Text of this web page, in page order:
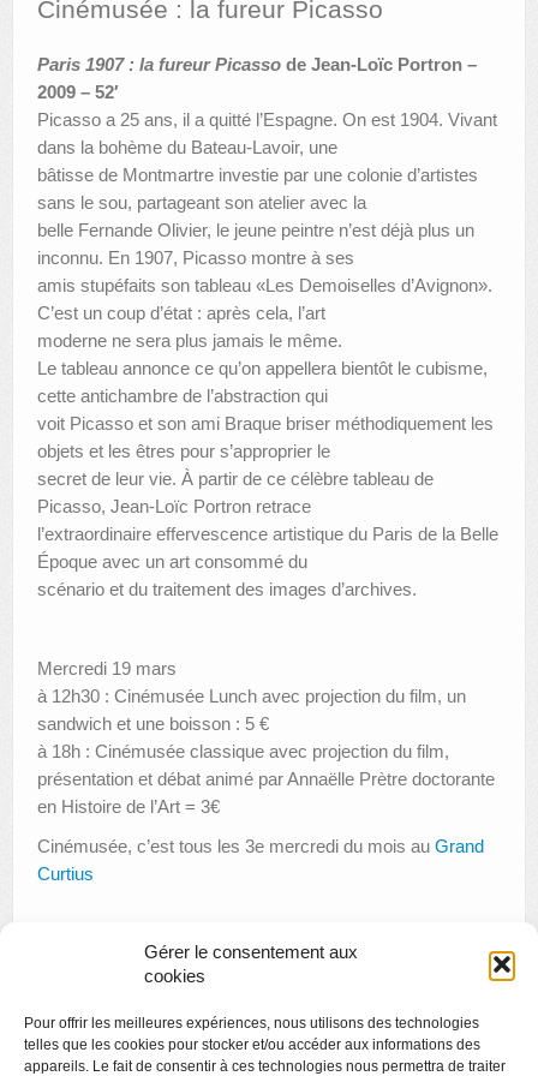
Gérer le consentement aux
cookies
Pour offrir les meilleures expériences, nous utilisons des technologies
telles que les cookies pour stocker et/ou accéder aux informations des
appareils. Le fait de consentir à ces technologies nous permettra de traiter
ANIMATIONS DES MUSÉES
PUBLICATIONS
LE PORTAIL DES COLLECTIONS
Cinémusée : la fureur Picasso
Paris 1907 : la fureur Picasso de Jean-Loïc Portron –
2009 – 52′
Picasso a 25 ans, il a quitté l’Espagne. On est 1904. Vivant
dans la bohème du Bateau-Lavoir, une
bâtisse de Montmartre investie par une colonie d’artistes
sans le sou, partageant son atelier avec la
belle Fernande Olivier, le jeune peintre n’est déjà plus un
inconnu. En 1907, Picasso montre à ses
amis stupéfaits son tableau «Les Demoiselles d’Avignon».
C’est un coup d’état : après cela, l’art
moderne ne sera plus jamais le même.
Le tableau annonce ce qu’on appellera bientôt le cubisme,
cette antichambre de l’abstraction qui
voit Picasso et son ami Braque briser méthodiquement les
objets et les êtres pour s’approprier le
secret de leur vie. À partir de ce célèbre tableau de
Picasso, Jean-Loïc Portron retrace
l’extraordinaire effervescence artistique du Paris de la Belle
Époque avec un art consommé du
scénario et du traitement des images d’archives.
Mercredi 19 mars
à 12h30 : Cinémusée Lunch avec projection du film, un
sandwich et une boisson : 5 €
à 18h : Cinémusée classique avec projection du film,
présentation et débat animé par Annaëlle Prètre doctorante
en Histoire de l’Art = 3€
Cinémusée, c’est tous les 3e mercredi du mois au Grand
Curtius
Xooang Choi
Biennale Internationale de Photographie (BIP 20104): Icônes